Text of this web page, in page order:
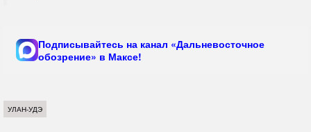
Подписывайтесь на канал «Дальневосточное
обозрение» в Максе!
УЛАН-УДЭ